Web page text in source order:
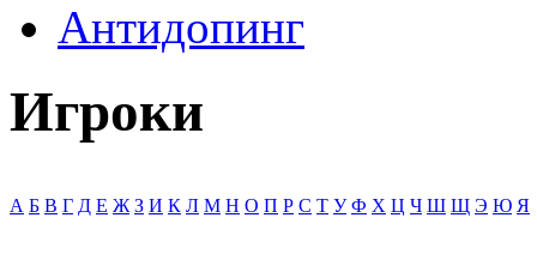
Антидопинг
Игроки
А Б В Г Д Е Ж З И К Л М Н О П Р С Т У Ф Х Ц Ч Ш Щ Э Ю Я